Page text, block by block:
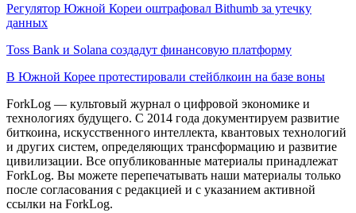
Регулятор Южной Кореи оштрафовал Bithumb за утечку
данных
Toss Bank и Solana создадут финансовую платформу
В Южной Корее протестировали стейблкоин на базе воны
ForkLog — культовый журнал о цифровой экономике и
технологиях будущего. С 2014 года документируем развитие
биткоина, искусственного интеллекта, квантовых технологий
и других систем, определяющих трансформацию и развитие
цивилизации. Все опубликованные материалы принадлежат
ForkLog. Вы можете перепечатывать наши материалы только
после согласования с редакцией и с указанием активной
ссылки на ForkLog.